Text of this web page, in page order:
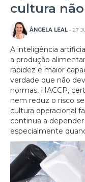
cultura
ÂNGELA LEAL - 27
A inteligência
a produção
rapidez e maior
verdade que não
normas, HACCP,
nem reduz o risco
cultura operacional
continua a
especialmente